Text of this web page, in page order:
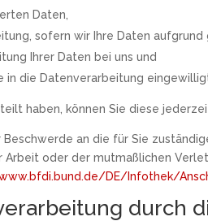
Daten,
sofern wir Ihre Daten
Ihrer Daten bei uns und
in die Datenverarbeitung
haben, können Sie diese
an die für Sie
Arbeit oder der mutmaßlichen
DE/Infothek/
durch